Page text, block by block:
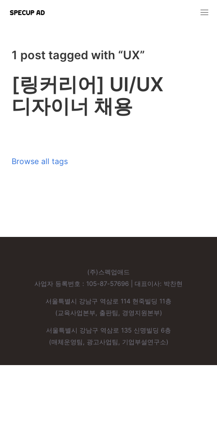
1 post tagged with “UX”
[링커리어] UI/UX
디자이너 채용
Browse all tags
(주)스펙업애드
사업자 등록번호 : 105-87-57696 | 대표이사: 박찬현
서울특별시 강남구 역삼로 114 현죽빌딩 11층
(교육사업본부, 출판팀, 경영지원본부)
서울특별시 강남구 역삼로 135 신명빌딩 6층
(매체운영팀, 광고사업팀, 기업부설연구소)